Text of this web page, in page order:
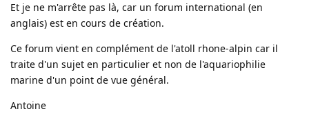
Et je ne m'arrête pas là, car un forum international (en
anglais) est en cours de création.
Ce forum vient en complément de l'atoll rhone-alpin car il
traite d'un sujet en particulier et non de l'aquariophilie
marine d'un point de vue général.
Antoine